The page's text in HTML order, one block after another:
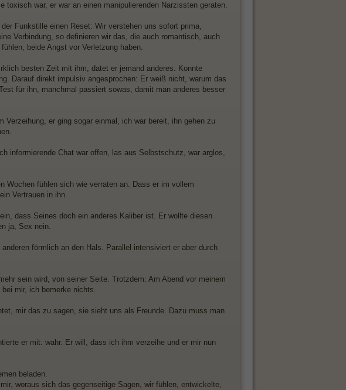
war, er war an einen manipulierenden Narzissten geraten.
Funkstille einen Reset: Wir verstehen uns sofort prima,
Verbindung, so definieren wir das, die auch romantisch, auch
beide Angst vor Verletzung haben.
besten Zeit mit ihm, datet er jemand anderes. Konnte
Darauf direkt impulsiv angesprochen: Er weiß nicht, warum das
für ihn, manchmal passiert sowas, damit man anderes besser
er ging sogar einmal, ich war bereit, ihn gehen zu
informierende Chat war offen, las aus Selbstschutz, war arglos,
Wochen fühlen sich wie verraten an. Dass er im vollem
Vertrauen in ihn.
dass Seines doch ein anderes Kaliber ist. Er wollte diesen
ja, Sex nein.
förmlich an den Hals. Parallel intensiviert er aber durch
sein wird, von seiner Seite. Trotzdem: Am Abend vor meinem
mir, ich bemerke nichts.
mir das zu sagen, sie sieht uns als Freunde. Dazu muss man
er mit: wahr. Er will, dass ich ihm verzeihe und er mir nun
beladen.
woraus sich das gegenseitige Sagen, wir fühlen, entwickelte,